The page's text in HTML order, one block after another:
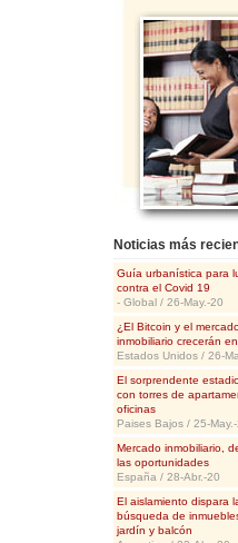
Noticias más
Guía urbanística para
contra el Covid 19
- Global / 26-May.-20
¿El Bitcoin y el
inmobiliario crecerán
Estados Unidos / 26-
El sorprendente
con torres de
oficinas
Paises Bajos / 25-
Mercado inmobiliario,
las oportunidades
España / 28-Abr.-20
El aislamiento dispara
búsqueda de
jardín y balcón